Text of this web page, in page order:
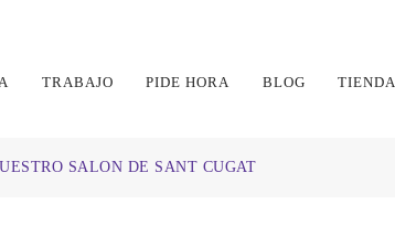
TRABAJO PIDE HORA BLOG TIENDA
SALON DE SANT CUGAT